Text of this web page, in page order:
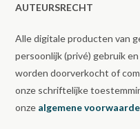
AUTEURSRECHT
Alle digitale producten van
persoonlijk (privé) gebruik
worden doorverkocht of
onze schriftelijke
onze algemene